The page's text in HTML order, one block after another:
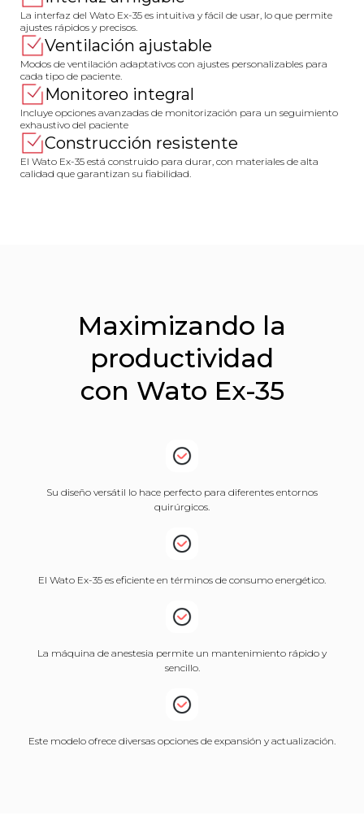
La interfaz del Wato Ex-35 es intuitiva y fácil de usar, lo que permite
ajustes rápidos y precisos.
Ventilación ajustable
Modos de ventilación adaptativos con ajustes personalizables para
cada tipo de paciente.
Monitoreo integral
Incluye opciones avanzadas de monitorización para un seguimiento
exhaustivo del paciente
Construcción resistente
El Wato Ex-35 está construido para durar, con materiales de alta
calidad que garantizan su fiabilidad.
Maximizando la
productividad
con Wato Ex-35
Su diseño versátil lo hace perfecto para diferentes entornos
quirúrgicos.
El Wato Ex-35 es eficiente en términos de consumo energético.
La máquina de anestesia permite un mantenimiento rápido y
sencillo.
Este modelo ofrece diversas opciones de expansión y actualización.